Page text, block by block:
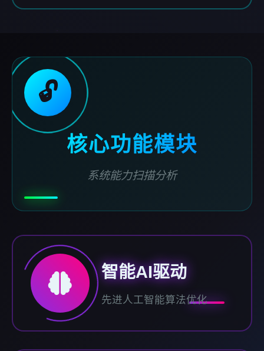
🔓
核心功能模块
系统能力扫描分析
智能AI驱动
先进人工智能算法优化